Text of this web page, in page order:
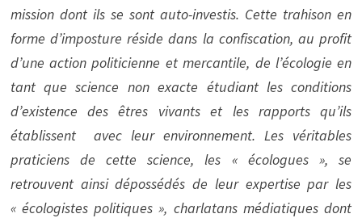
mission dont ils se sont auto-investis. Cette trahison en
forme d’imposture réside dans la confiscation, au profit
d’une action politicienne et mercantile, de l’écologie en
tant que science non exacte étudiant les conditions
d’existence des êtres vivants et les rapports qu’ils
établissent avec leur environnement. Les véritables
praticiens de cette science, les « écologues », se
retrouvent ainsi dépossédés de leur expertise par les
« écologistes politiques », charlatans médiatiques dont